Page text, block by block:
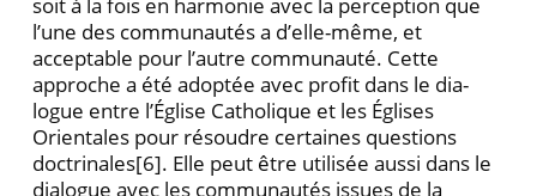
l’une des communautés a d’elle-même, et
acceptable pour l’autre communauté. Cette
approche a été adoptée avec profit dans le dia­
logue entre l’Église Catholique et les Églises
Orientales pour résoudre certaines questions
doctrinales[6]. Elle peut être utilisée aussi dans le
dialogue avec les com­munautés issues de la